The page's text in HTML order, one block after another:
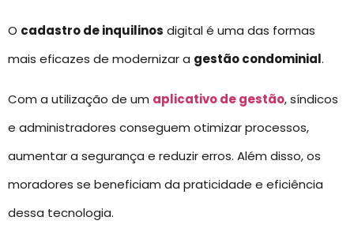
O cadastro de inquilinos digital é uma das formas
mais eficazes de modernizar a gestão condominial.
Com a utilização de um aplicativo de gestão, síndicos
e administradores conseguem otimizar processos,
aumentar a segurança e reduzir erros. Além disso, os
moradores se beneficiam da praticidade e eficiência
dessa tecnologia.